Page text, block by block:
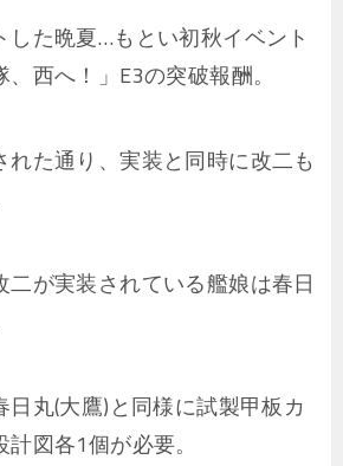
た晩夏…もとい初秋イベント
、西へ！」E3の突破報酬。
た通り、実装と同時に改二も
が実装されている艦娘は春日
丸(大鷹)と同様に試製甲板カ
図各1個が必要。